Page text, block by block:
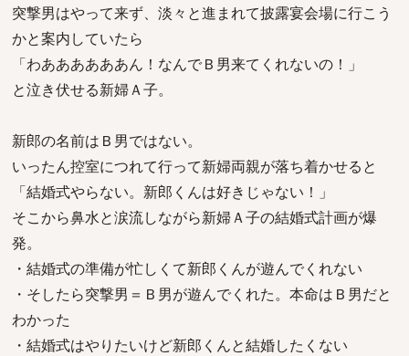
突撃男はやって来ず、淡々と進まれて披露宴会場に行こう
かと案内していたら
「わああああああん！なんでＢ男来てくれないの！」
と泣き伏せる新婦Ａ子。
新郎の名前はＢ男ではない。
いったん控室につれて行って新婦両親が落ち着かせると
「結婚式やらない。新郎くんは好きじゃない！」
そこから鼻水と涙流しながら新婦Ａ子の結婚式計画が爆
発。
・結婚式の準備が忙しくて新郎くんが遊んでくれない
・そしたら突撃男＝Ｂ男が遊んでくれた。本命はＢ男だと
わかった
・結婚式はやりたいけど新郎くんと結婚したくない